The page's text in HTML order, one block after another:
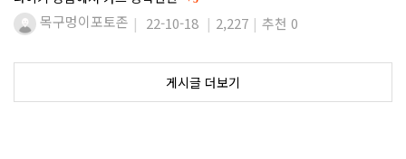
목구멍이포토존 22-10-18 2,227 추천 0
게시글 더보기